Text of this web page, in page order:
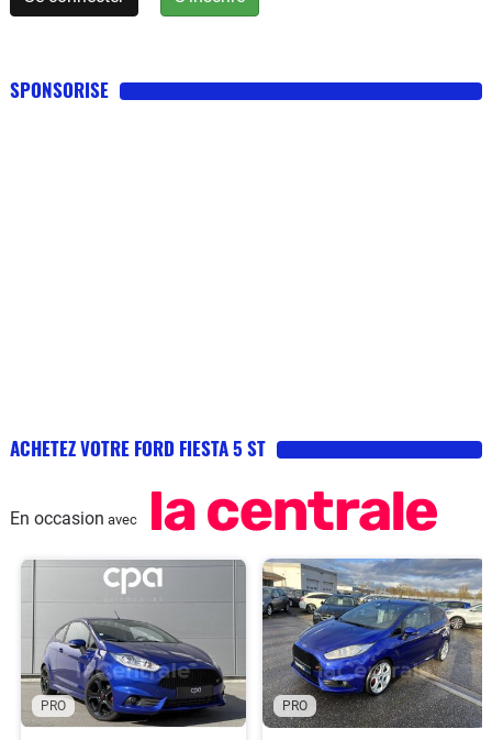
SPONSORISE
ACHETEZ VOTRE FORD FIESTA 5 ST
En occasion avec
PRO PRO